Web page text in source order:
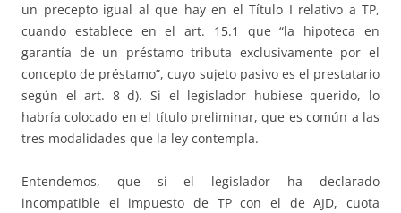
un precepto igual al que hay en el Título I relativo a TP,
cuando establece en el art. 15.1 que “la hipoteca en
garantía de un préstamo tributa exclusivamente por el
concepto de préstamo”, cuyo sujeto pasivo es el prestatario
según el art. 8 d). Si el legislador hubiese querido, lo
habría colocado en el título preliminar, que es común a las
tres modalidades que la ley contempla.
Entendemos, que si el legislador ha declarado
incompatible el impuesto de TP con el de AJD, cuota